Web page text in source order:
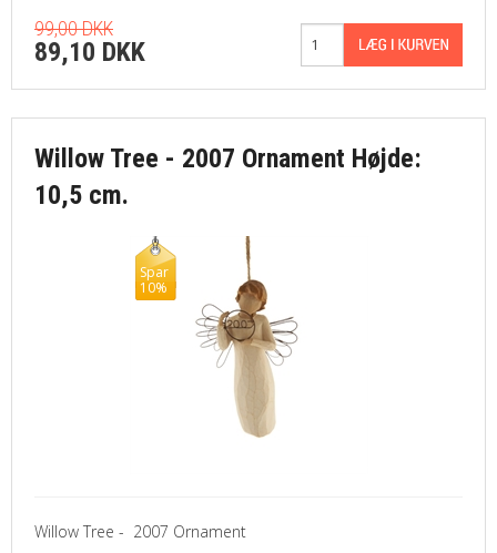
99,00 DKK
89,10 DKK
Willow Tree - 2007 Ornament Højde:
10,5 cm.
Spar
10%
Willow Tree - 2007 Ornament